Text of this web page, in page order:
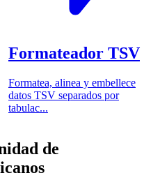
Formateador TSV
Formatea, alinea y embellece
datos TSV separados por
tabulac...
de